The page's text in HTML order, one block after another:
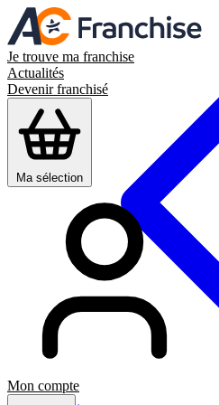
Je trouve ma franchise
Actualités
Devenir franchisé
Ma sélection
Mon compte